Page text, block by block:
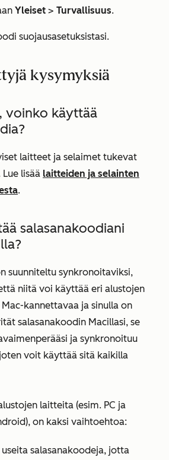
Yleiset > Turvallisuus.
suojausasetuksistasi.
kysymyksiä
voinko käyttää
laitteet ja selaimet tukevat
lisää laitteiden ja selainten
.
salasanakoodiani
suunniteltu synkronoitaviksi,
niitä voi käyttää eri alustojen
kannettavaa ja sinulla on
salasanakoodin Macillasi, se
ja synkronoituu
voit käyttää sitä kaikilla
laitteita (esim. PC ja
on kaksi vaihtoehtoa:
salasanakoodeja, jotta